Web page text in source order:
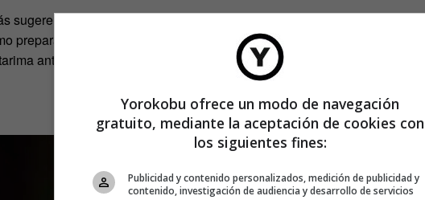
sugerentes de Monkey Week SON Estrella Galicia que nos dejaran
preparan sus conciertos, cómo se encuentran justo antes de subir al
antes de bajar y liberar el resto de la poca adrenalina que les queda.
Yorokobu ofrece un modo de navegación
gratuito, mediante la aceptación de cookies con
los siguientes fines:
Publicidad y contenido personalizados, medición de publicidad y
contenido, investigación de audiencia y desarrollo de servicios